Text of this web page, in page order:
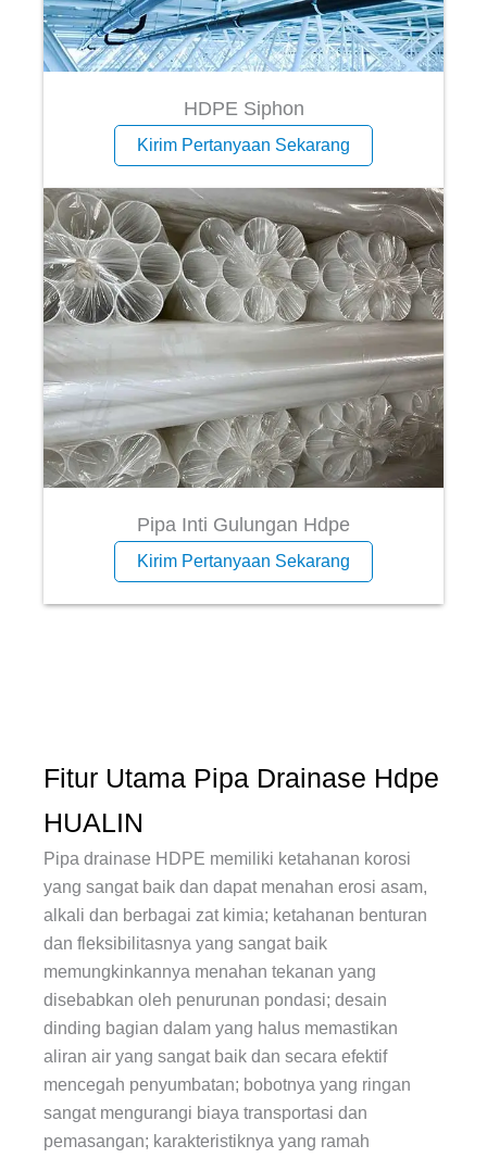
HDPE Siphon
Kirim Pertanyaan Sekarang
Pipa Inti Gulungan Hdpe
Kirim Pertanyaan Sekarang
Fitur Utama Pipa Drainase Hdpe
HUALIN
Pipa drainase HDPE memiliki ketahanan korosi
yang sangat baik dan dapat menahan erosi asam,
alkali dan berbagai zat kimia; ketahanan benturan
dan fleksibilitasnya yang sangat baik
memungkinkannya menahan tekanan yang
disebabkan oleh penurunan pondasi; desain
dinding bagian dalam yang halus memastikan
aliran air yang sangat baik dan secara efektif
mencegah penyumbatan; bobotnya yang ringan
sangat mengurangi biaya transportasi dan
pemasangan; karakteristiknya yang ramah